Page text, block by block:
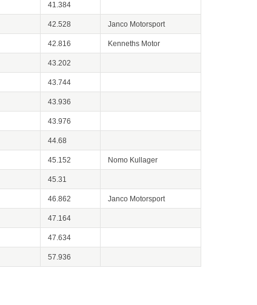
41.384
42.528 Janco Motorsport
42.816 Kenneths Motor
43.202
43.744
43.936
43.976
44.68
45.152 Nomo Kullager
45.31
46.862 Janco Motorsport
47.164
47.634
57.936